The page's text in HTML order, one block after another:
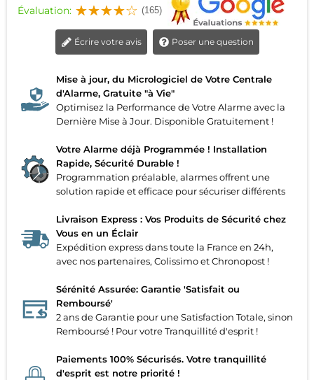
Évaluation: (165)
Écrire votre avis Poser une question
Mise à jour, du Micrologiciel de Votre Centrale
d'Alarme, Gratuite "à Vie"
Optimisez la Performance de Votre Alarme avec la
Dernière Mise à Jour. Disponible Gratuitement !
Votre Alarme déjà Programmée ! Installation
Rapide, Sécurité Durable !
Programmation préalable, alarmes offrent une
solution rapide et efficace pour sécuriser différents
Livraison Express : Vos Produits de Sécurité chez
Vous en un Éclair
Expédition express dans toute la France en 24h,
avec nos partenaires, Colissimo et Chronopost !
Sérénité Assurée: Garantie 'Satisfait ou
Remboursé'
2 ans de Garantie pour une Satisfaction Totale, sinon
Remboursé ! Pour votre Tranquillité d'esprit !
Paiements 100% Sécurisés. Votre tranquillité
d'esprit est notre priorité !